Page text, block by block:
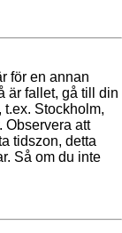
för en annan
är fallet, gå till din
Stockholm,
Observera att
tidszon, detta
Så om du inte